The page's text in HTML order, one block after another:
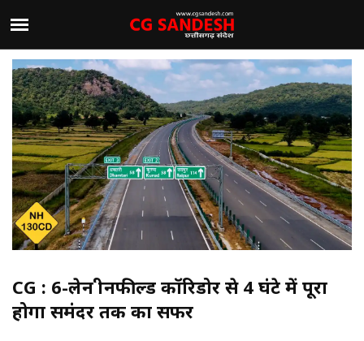
CG : 6-लेन ग्रीनफील्ड कॉरिडोर से 4 घंटे में पूरा
होगा समंदर तक का सफर